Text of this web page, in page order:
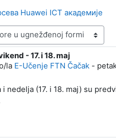
Huawei ICT академије
- 17. i 18. maj
la E-Učenje FTN Čačak-
0
i nedelja (17. i 18. maj) su